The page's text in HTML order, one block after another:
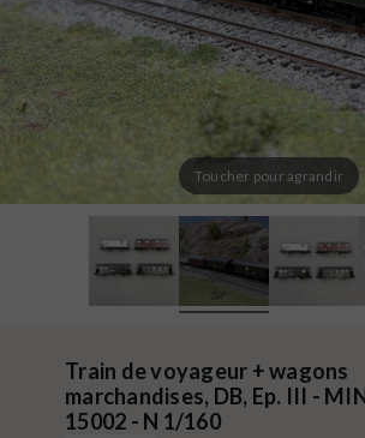
Toucher pour agrandir
Train de voyageur + wagons
marchandises, DB, Ep. III -
15002 - N 1/160